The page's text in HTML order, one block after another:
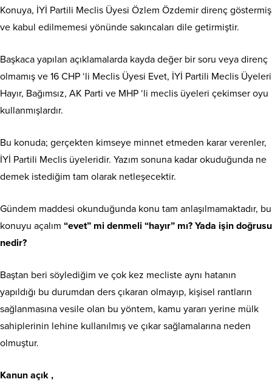
Konuya, İYİ Partili Meclis Üyesi Özlem Özdemir direnç göstermiş
ve kabul edilmemesi yönünde sakıncaları dile getirmiştir.
Başkaca yapılan açıklamalarda kayda değer bir soru veya direnç
olmamış ve 16 CHP ‘li Meclis Üyesi Evet, İYİ Partili Meclis Üyeleri
Hayır, Bağımsız, AK Parti ve MHP ‘li meclis üyeleri çekimser oyu
kullanmışlardır.
Bu konuda; gerçekten kimseye minnet etmeden karar verenler,
İYİ Partili Meclis üyeleridir. Yazım sonuna kadar okuduğunda ne
demek istediğim tam olarak netleşecektir.
Gündem maddesi okunduğunda konu tam anlaşılmamaktadır, bu
konuyu açalım “evet” mi denmeli “hayır” mı? Yada işin doğrusu
nedir?
Baştan beri söylediğim ve çok kez mecliste aynı hatanın
yapıldığı bu durumdan ders çıkaran olmayıp, kişisel rantların
sağlanmasına vesile olan bu yöntem, kamu yararı yerine mülk
sahiplerinin lehine kullanılmış ve çıkar sağlamalarına neden
olmuştur.
Kanun açık ,